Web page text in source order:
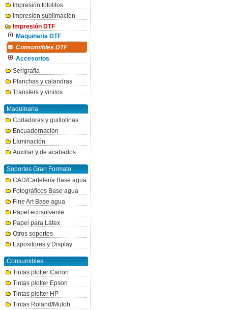
Impresión fotolitos
Impresión sublimación
Impresión DTF
Maquinaria DTF
Consumibles DTF
Accesorios
Serigrafía
Planchas y calandras
Transfers y vinilos
Maquinaria
Cortadoras y guillotinas
Encuadernación
Laminación
Auxiliar y de acabados
Soportes Gran Formato
CAD/Cartelería Base agua
Fotográficos Base agua
Fine Art Base agua
Papel ecosolvente
Papel para Látex
Otros soportes
Expositores y Display
Consumibles
Tintas plotter Canon
Tintas plotter Epson
Tintas plotter HP
Tintas Roland/Mutoh